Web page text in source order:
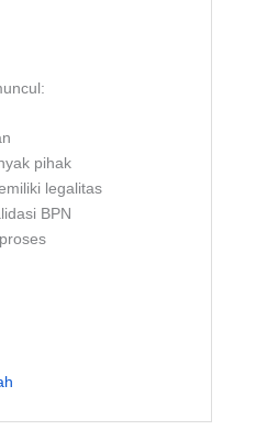
pihak
legalitas
BPN